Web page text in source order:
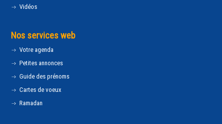
Vidéos
Nos services web
Votre agenda
Petites annonces
Guide des prénoms
Cartes de voeux
Ramadan